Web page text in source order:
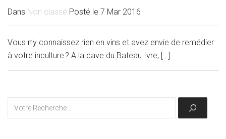
Dans Non classé Posté le 7 Mar 2016
Vous n’y connaissez rien en vins et avez envie de remédier
à votre inculture ? A la cave du Bateau Ivre, […]